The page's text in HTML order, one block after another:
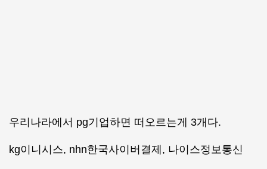
우리나라에서 pg기업하면 떠오르는게 3개다.
kg이니시스, nhn한국사이버결제, 나이스정보통신